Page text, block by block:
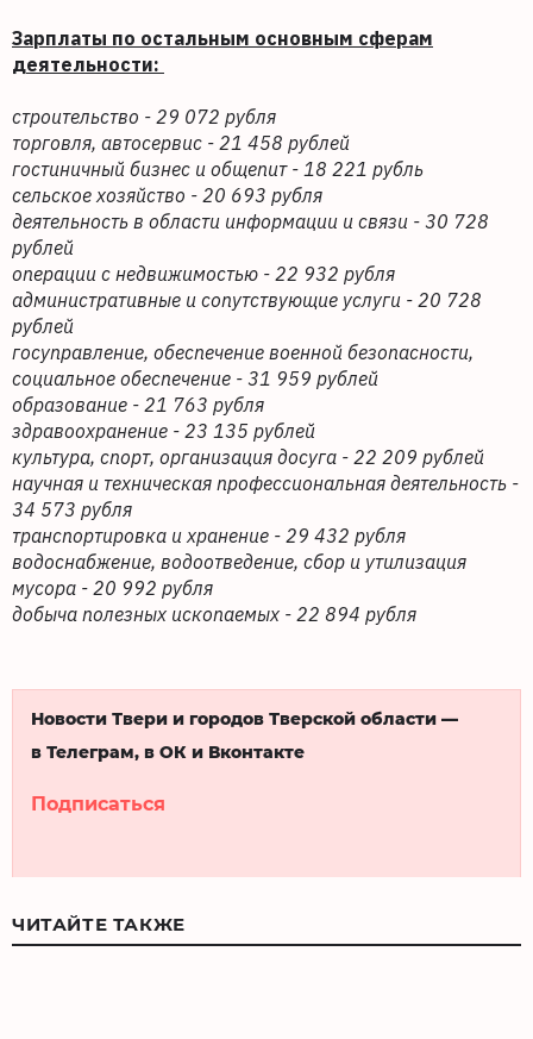
Зарплаты по остальным основным сферам
деятельности:
строительство - 29 072 рубля
торговля, автосервис - 21 458 рублей
гостиничный бизнес и общепит - 18 221 рубль
сельское хозяйство - 20 693 рубля
деятельность в области информации и связи - 30 728
рублей
операции с недвижимостью - 22 932 рубля
административные и сопутствующие услуги - 20 728
рублей
госуправление, обеспечение военной безопасности,
социальное обеспечение - 31 959 рублей
образование - 21 763 рубля
здравоохранение - 23 135 рублей
культура, спорт, организация досуга - 22 209 рублей
научная и техническая профессиональная деятельность -
34 573 рубля
транспортировка и хранение - 29 432 рубля
водоснабжение, водоотведение, сбор и утилизация
мусора - 20 992 рубля
добыча полезных ископаемых - 22 894 рубля
Новости Твери и городов Тверской области —
в Телеграм, в ОК и Вконтакте
Подписаться
ЧИТАЙТЕ ТАКЖЕ